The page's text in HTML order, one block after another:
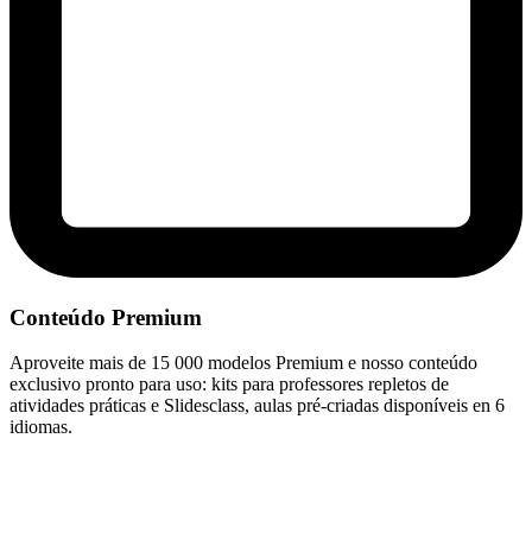
Conteúdo Premium
Aproveite mais de 15 000 modelos Premium e nosso conteúdo
exclusivo pronto para uso: kits para professores repletos de
atividades práticas e Slidesclass, aulas pré-criadas disponíveis en 6
idiomas.